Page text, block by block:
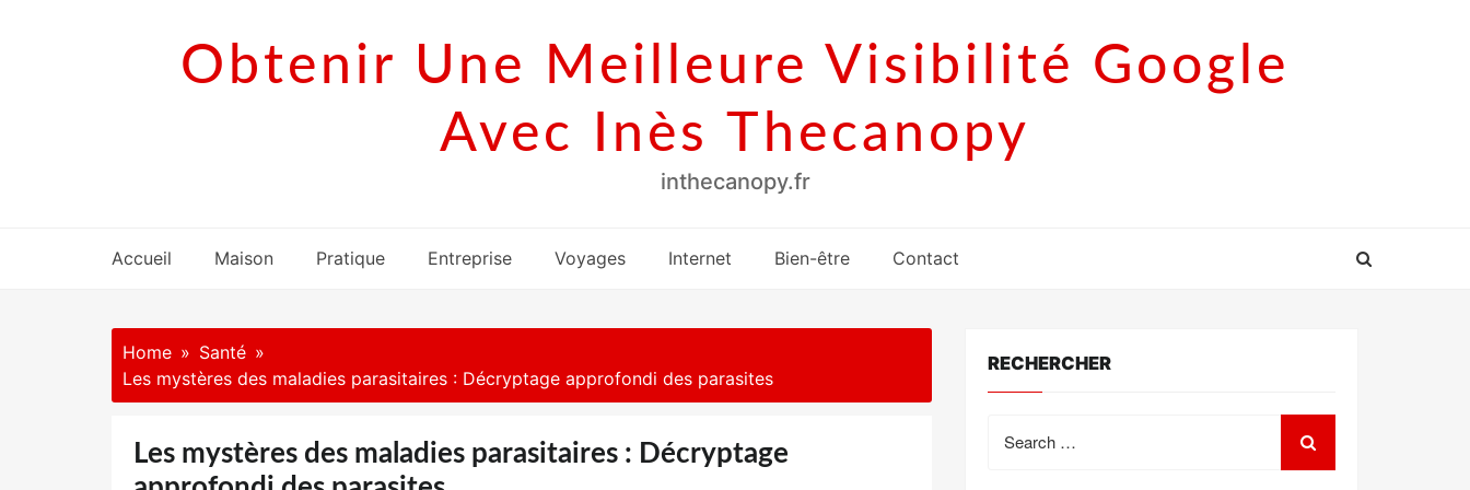
Obtenir Une Meilleure Visibilité Google
Avec Inès Thecanopy
inthecanopy.fr
Accueil Maison Pratique Entreprise Voyages Internet Bien-être Contact
Home
Santé
Les mystères des maladies parasitaires : Décryptage approfondi des parasites
Les mystères des maladies parasitaires : Décryptage
RECHERCHER
for: